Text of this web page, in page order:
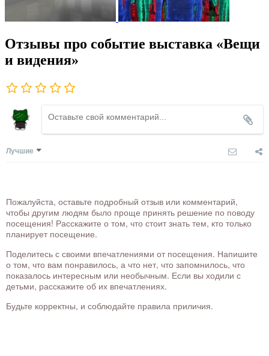
Отзывы про событие выставка «Вещи
и видения»
Лучшие
Пожалуйста, оставьте подробный отзыв или комментарий,
чтобы другим людям было проще принять решение по поводу
посещения! Расскажите о том, что стоит знать тем, кто только
планирует посещение.
Поделитесь с своими впечатлениями от посещения. Напишите
о том, что вам понравилось, а что нет, что запомнилось, что
показалось интересным или необычным. Если вы ходили с
детьми, расскажите об их впечатлениях.
Будьте корректны, и соблюдайте правила приличия.